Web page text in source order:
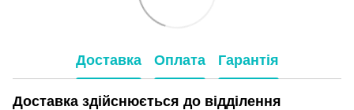
Доставка Оплата Гарантія
Доставка здійснюється до відділення